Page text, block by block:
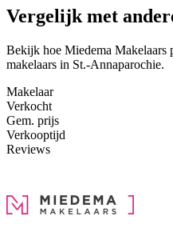
Vergelijk met
Bekijk hoe Miedema Makelaars
makelaars in St.-Annaparochie.
Makelaar
Verkocht
Gem. prijs
Verkooptijd
Reviews